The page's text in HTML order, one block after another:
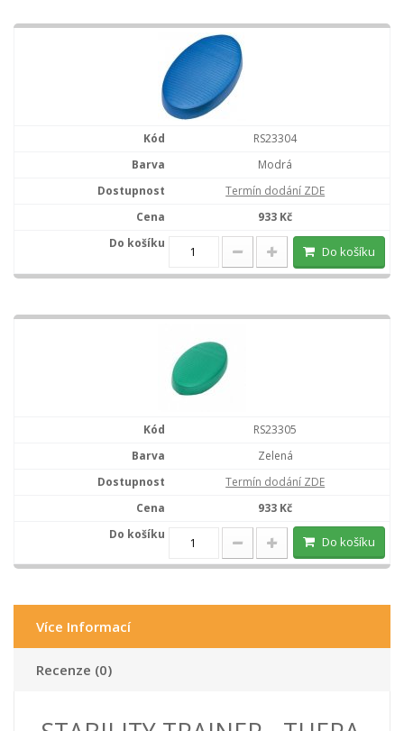
RS23304
Modrá
Termín dodání ZDE
933 Kč
Do košíku
RS23305
Zelená
Termín dodání ZDE
933 Kč
Do košíku
Více Informací
Recenze (0)